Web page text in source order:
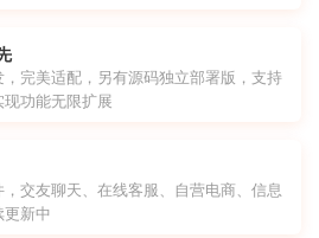
，完美适配，另有源码独立部署版，支持
功能无限扩展
，交友聊天、在线客服、自营电商、信息
更新中